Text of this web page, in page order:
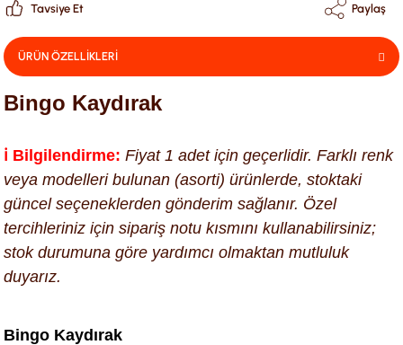
Tavsiye Et Paylaş
ÜRÜN ÖZELLİKLERİ
Bingo Kaydırak
ℹ️ Bilgilendirme: Fiyat 1 adet için geçerlidir. Farklı renk
veya modelleri bulunan (asorti) ürünlerde, stoktaki
güncel seçeneklerden gönderim sağlanır. Özel
tercihleriniz için sipariş notu kısmını kullanabilirsiniz;
stok durumuna göre yardımcı olmaktan mutluluk
duyarız.
Bingo Kaydırak